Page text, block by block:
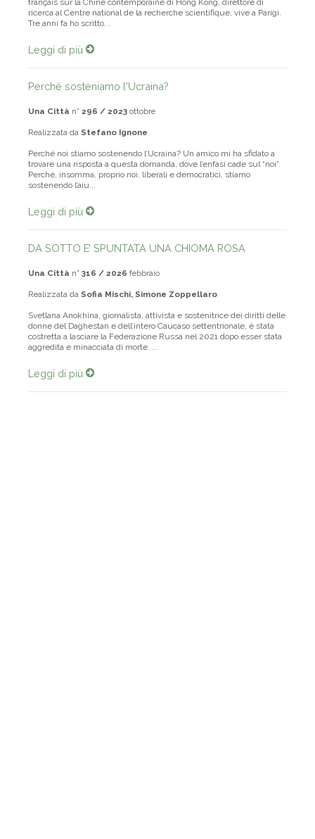
ricerca al Centre national de la recherche scientifique, vive a Parigi.
Tre anni fa ho scritto...
Leggi di più
Perché sosteniamo l'Ucraina?
Una Città n° 296 / 2023 ottobre
Realizzata da Stefano Ignone
Perché noi stiamo sostenendo l’Ucraina? Un amico mi ha sfidato a
trovare una risposta a questa domanda, dove l’enfasi cade sul “noi”.
Perché, insomma, proprio noi, liberali e democratici, stiamo
sostenendo l’aiu...
Leggi di più
DA SOTTO E’ SPUNTATA UNA CHIOMA ROSA
Una Città n° 316 / 2026 febbraio
Realizzata da Sofia Mischi, Simone Zoppellaro
Svetlana Anokhina, giornalista, attivista e sostenitrice dei diritti delle
donne del Daghestan e dell’intero Caucaso settentrionale, è stata
costretta a lasciare la Federazione Russa nel 2021 dopo esser stata
aggredita e minacciata di morte. ...
Leggi di più